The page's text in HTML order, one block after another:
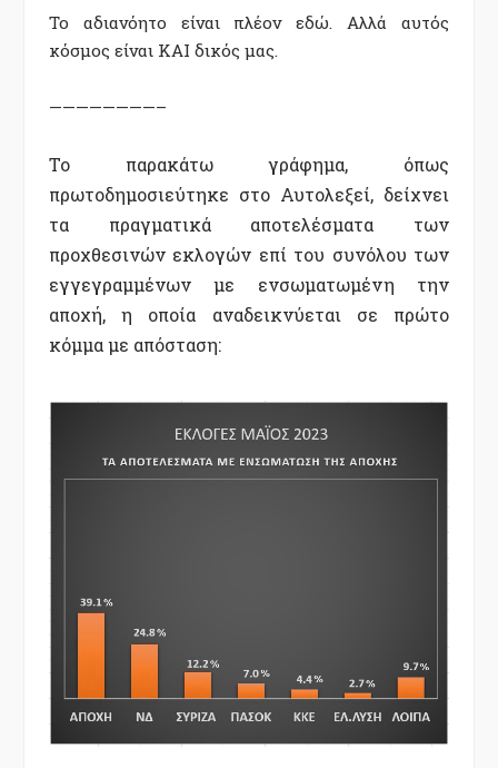
Το αδιανόητο είναι πλέον εδώ. Αλλά αυτός
κόσμος είναι ΚΑΙ δικός μας.
————————–
Το παρακάτω γράφημα, όπως
πρωτοδημοσιεύτηκε στο Αυτολεξεί, δείχνει
τα πραγματικά αποτελέσματα των
προχθεσινών εκλογών επί του συνόλου των
εγγεγραμμένων με ενσωματωμένη την
αποχή, η οποία αναδεικνύεται σε πρώτο
κόμμα με απόσταση: